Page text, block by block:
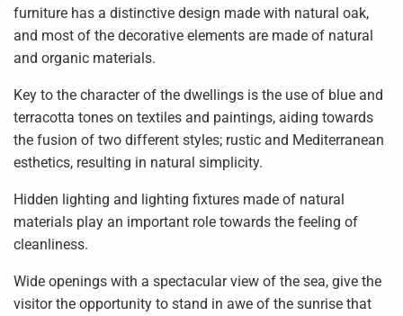
furniture has a distinctive design made with natural oak,
and most of the decorative elements are made of natural
and organic materials.
Key to the character of the dwellings is the use of blue and
terracotta tones on textiles and paintings, aiding towards
the fusion of two different styles; rustic and Mediterranean
esthetics, resulting in natural simplicity.
Hidden lighting and lighting fixtures made of natural
materials play an important role towards the feeling of
cleanliness.
Wide openings with a spectacular view of the sea, give the
visitor the opportunity to stand in awe of the sunrise that